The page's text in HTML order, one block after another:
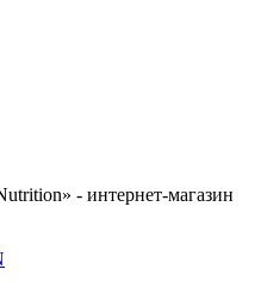
- интернет-магазин